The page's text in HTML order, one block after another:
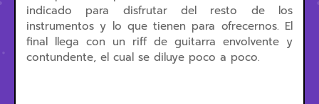
indicado para disfrutar del resto de los
instrumentos y lo que tienen para ofrecernos. El
final llega con un riff de guitarra envolvente y
contundente, el cual se diluye poco a poco.